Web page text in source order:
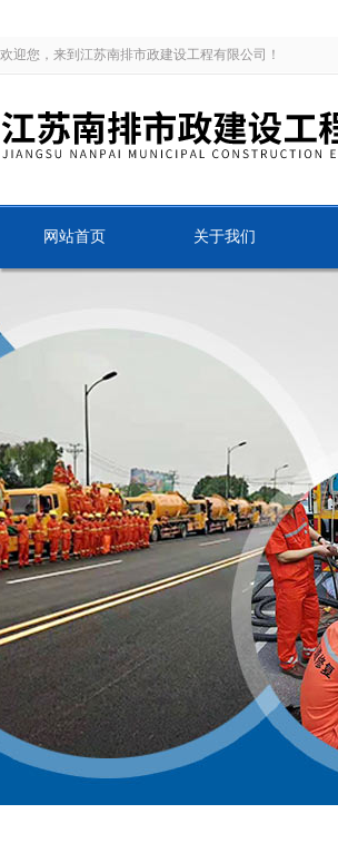
欢迎您，来到江苏南排市政建设工程有限公司！
网站首页 关于我们